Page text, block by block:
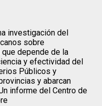
investigación del
sobre
depende de la
y efectividad del
Públicos y
y abarcan
informe del Centro de